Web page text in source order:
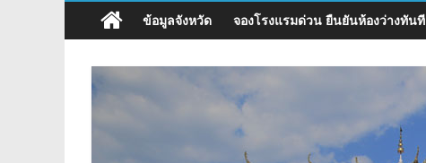
ข้อมูลจังหวัด จองโรงแรมด่วน ยืนยันห้องว่างทันที